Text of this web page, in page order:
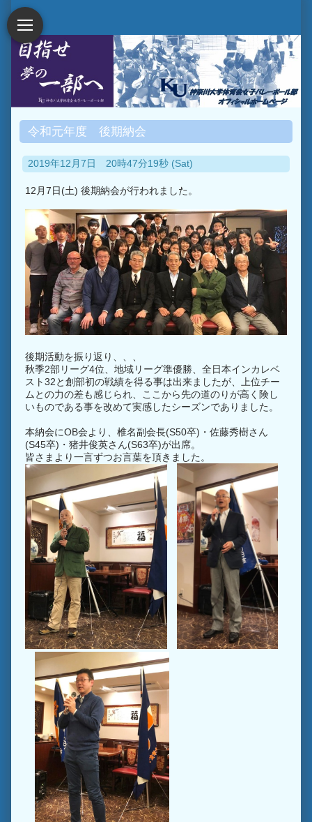
令和元年度 後期納会
2019年12月7日 20時47分19秒 (Sat)
12月7日(土) 後期納会が行われました。
後期活動を振り返り、、、
秋季2部リーグ4位、地域リーグ準優勝、全日本インカレベ
スト32と創部初の戦績を得る事は出来ましたが、上位チー
ムとの力の差も感じられ、ここから先の道のりが高く険し
いものである事を改めて実感したシーズンでありました。
本納会にOB会より、椎名副会長(S50卒)・佐藤秀樹さん
(S45卒)・猪井俊英さん(S63卒)が出席。
皆さまより一言ずつお言葉を頂きました。